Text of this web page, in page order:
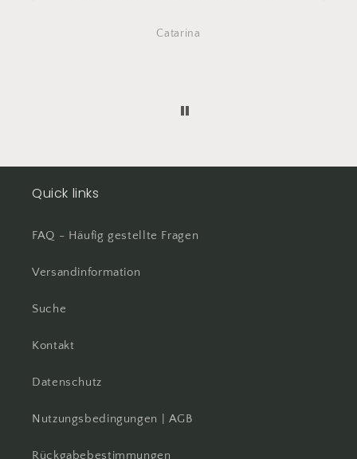
irgendwann gerissen
Quick links
FAQ - Häufig gestellte Fragen
Versandinformation
Suche
Kontakt
Datenschutz
Nutzungsbedingungen | AGB
Rückgabebestimmungen